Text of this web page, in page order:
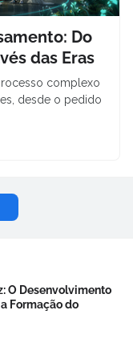
Do
das Eras
complexo
desde o pedido
O Desenvolvimento
Formação do